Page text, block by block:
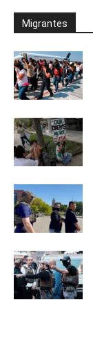
Migrantes